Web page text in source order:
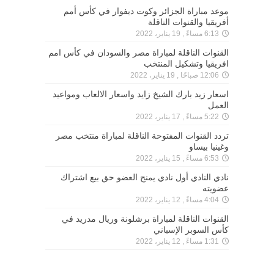
موعد مباراة الجزائر وكوت ديفوار في كأس أمم
أفريقيا والقنوات الناقلة
6:13 مساءً , 19 يناير، 2022
القنوات الناقلة لمباراة مصر والسودان في كأس امم
افريقيا وتشكيل المنتخب
12:06 صباحًا , 19 يناير، 2022
اسعار زيد بارك الشيخ زايد واسعار الالعاب ومواعيد
العمل
5:22 مساءً , 17 يناير، 2022
تردد القنوات المفتوحة الناقلة لمباراة منتخب مصر
وغينيا بيساو
6:53 مساءً , 15 يناير، 2022
نادي النادي أول نادي يمنح العضو حق بيع اشتراك
عضويته
4:04 مساءً , 12 يناير، 2022
القنوات الناقلة لمباراة برشلونة وريال مدريد في
كأس السوبر الإسباني
1:31 مساءً , 12 يناير، 2022